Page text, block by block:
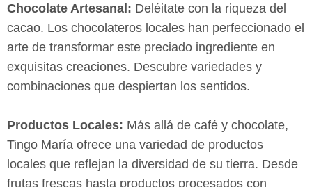
Chocolate Artesanal: Deléitate con la riqueza del
cacao. Los chocolateros locales han perfeccionado el
arte de transformar este preciado ingrediente en
exquisitas creaciones. Descubre variedades y
combinaciones que despiertan los sentidos.
Productos Locales: Más allá de café y chocolate,
Tingo María ofrece una variedad de productos
locales que reflejan la diversidad de su tierra. Desde
frutas frescas hasta productos procesados con